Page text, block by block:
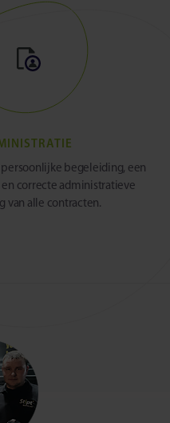
persoonlijke begeleiding, een
correcte administratieve
van alle contracten.